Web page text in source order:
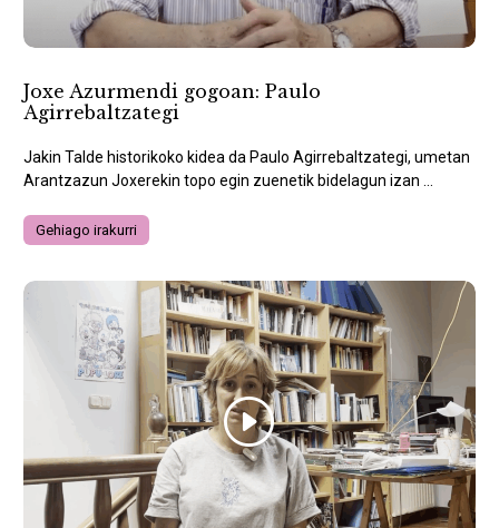
Joxe Azurmendi gogoan: Paulo
Agirrebaltzategi
Jakin Talde historikoko kidea da Paulo Agirrebaltzategi, umetan
Arantzazun Joxerekin topo egin zuenetik bidelagun izan ...
Gehiago irakurri